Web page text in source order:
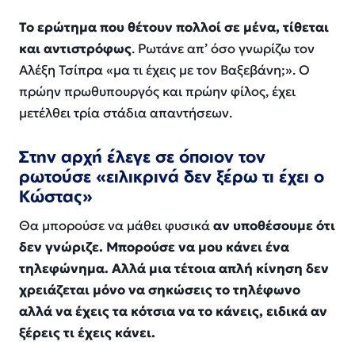
Το ερώτημα που θέτουν πολλοί σε μένα, τίθεται
και αντιστρόφως. Ρωτάνε απ’ όσο γνωρίζω τον
Αλέξη Τσίπρα «μα τι έχεις με τον Βαξεβάνη;». Ο
πρώην πρωθυπουργός και πρώην φίλος, έχει
μετέλθει τρία στάδια απαντήσεων.
Στην αρχή έλεγε σε όποιον τον
ρωτούσε «ειλικρινά δεν ξέρω τι έχει ο
Κώστας»
Θα μπορούσε να μάθει φυσικάαν υποθέσουμε ότι
δεν γνώριζε. Μπορούσε να μου κάνει ένα
τηλεφώνημα. Αλλά μια τέτοια απλή κίνηση δεν
χρειάζεται μόνο να σηκώσεις το τηλέφωνο
αλλά να έχεις τα κότσια να το κάνεις, ειδικά αν
ξέρεις τι έχεις κάνει.